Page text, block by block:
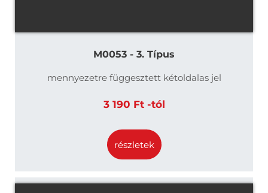
M0053 - 3. Típus
mennyezetre függesztett kétoldalas jel
3 190 Ft -tól
részletek